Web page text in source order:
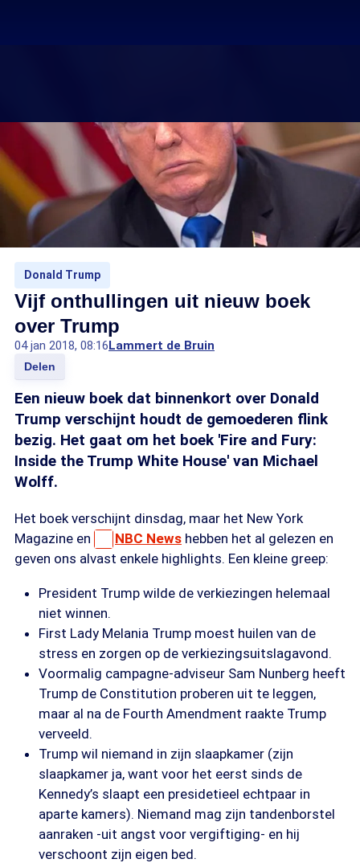
Donald Trump
Vijf onthullingen uit nieuw boek
over Trump
04 jan 2018, 08:16Lammert de Bruin
Delen
Een nieuw boek dat binnenkort over Donald
Trump verschijnt houdt de gemoederen flink
bezig. Het gaat om het boek 'Fire and Fury:
Inside the Trump White House' van Michael
Wolff.
Het boek verschijnt dinsdag, maar het New York
Magazine en
NBC News hebben het al gelezen en
geven ons alvast enkele highlights. Een kleine greep:
President Trump wilde de verkiezingen helemaal
niet winnen.
First Lady Melania Trump moest huilen van de
stress en zorgen op de verkiezingsuitslagavond.
Voormalig campagne-adviseur Sam Nunberg heeft
Trump de Constitution proberen uit te leggen,
maar al na de Fourth Amendment raakte Trump
verveeld.
Trump wil niemand in zijn slaapkamer (zijn
slaapkamer ja, want voor het eerst sinds de
Kennedy’s slaapt een presidetieel echtpaar in
aparte kamers). Niemand mag zijn tandenborstel
aanraken -uit angst voor vergiftiging- en hij
verschoont zijn eigen bed.